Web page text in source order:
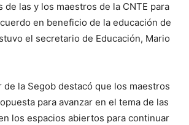
de las y los maestros de la CNTE para
en beneficio de la educación de
el secretario de Educación, Mario
de la Segob destacó que los maestros
para avanzar en el tema de las
los espacios abiertos para continuar